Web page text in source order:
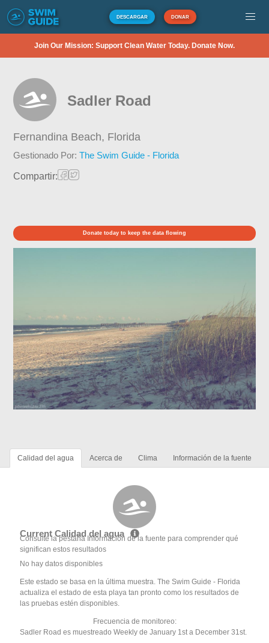
DESCARGAR DONAR
Join Our Mission: Support Clean Water Today. Donate Now.
Sadler Road
Fernandina Beach, Florida
Gestionado Por:The Swim Guide - Florida
Compartir:
Donate today to keep the data flowing
Calidad del agua Acerca de Clima Información de la fuente
Current Calidad del agua
Consulte la pestaña Información de la fuente para comprender qué
significan estos resultados
No hay datos disponibles
Este estado se basa en la última muestra. The Swim Guide - Florida
actualiza el estado de esta playa tan pronto como los resultados de
las pruebas estén disponibles.
Frecuencia de monitoreo:
Sadler Road es muestreado Weekly de January 1st a December 31st.